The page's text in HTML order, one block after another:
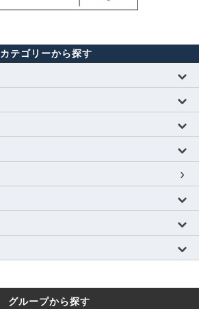
カテゴリーから探す
グループから探す